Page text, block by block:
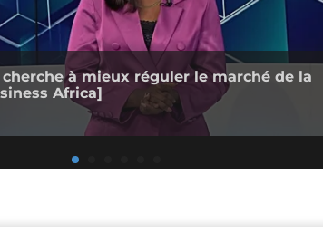
à mieux réguler le marché de la
Africa]